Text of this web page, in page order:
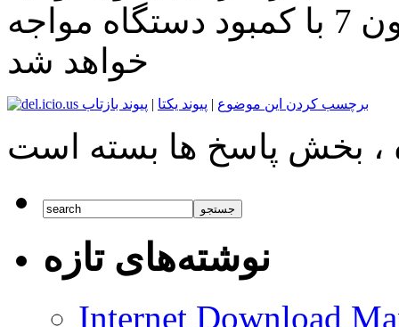
اپل در زمان عرضه رسمی آیفون 7 با کمبود دستگاه مواجه
خواهد شد
برچسب کردن این موضوع | پیوند یکتا | پیوند بازتاب
نوشته‌های تازه
Internet Download